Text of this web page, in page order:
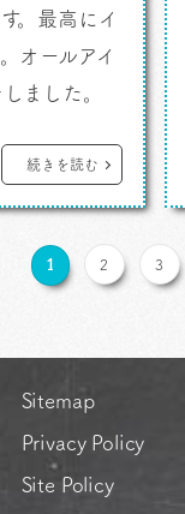
。最高にイ
オールアイ
ました。
ていたんで
入れまし
の機能と美
続きを読む
1 2 3
Sitemap
Privacy Policy
Site Policy